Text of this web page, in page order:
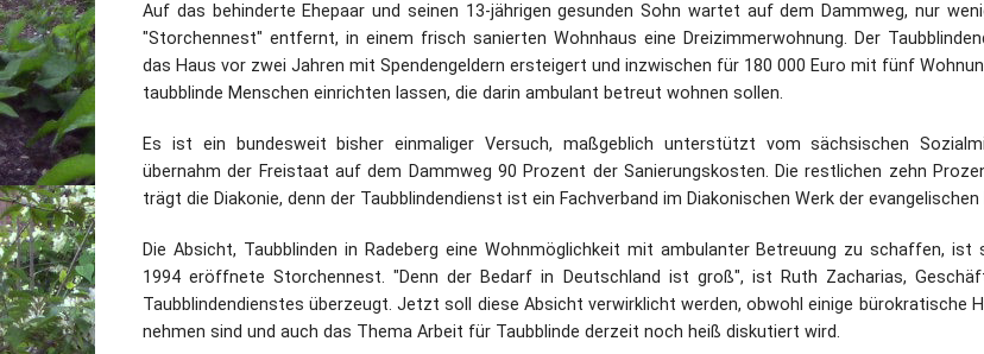
Seminare, Termine
Ehrungen und Mitgliedschaften
Veröffentlchungen
Basarverkauf
Öffnungszeiten
Kontakt
Auf das behinderte Ehepaar und seinen 13-jährigen gesunden Sohn wartet auf dem Dammweg, nur
"Storchennest" entfernt, in einem frisch sanierten Wohnhaus eine Dreizimmerwohnung. Der
das Haus vor zwei Jahren mit Spendengeldern ersteigert und inzwischen für 180 000 Euro mit fünf
taubblinde Menschen einrichten lassen, die darin ambulant betreut wohnen sollen.
Es ist ein bundesweit bisher einmaliger Versuch, maßgeblich unterstützt vom sächsischen
übernahm der Freistaat auf dem Dammweg 90 Prozent der Sanierungskosten. Die restlichen zehn
trägt die Diakonie, denn der Taubblindendienst ist ein Fachverband im Diakonischen Werk der evangelischen
Die Absicht, Taubblinden in Radeberg eine Wohnmöglichkeit mit ambulanter Betreuung zu schaffen,
1994 eröffnete Storchennest. "Denn der Bedarf in Deutschland ist groß", ist Ruth Zacharias,
Taubblindendienstes überzeugt. Jetzt soll diese Absicht verwirklicht werden, obwohl einige bürokratische
nehmen sind und auch das Thema Arbeit für Taubblinde derzeit noch heiß diskutiert wird.